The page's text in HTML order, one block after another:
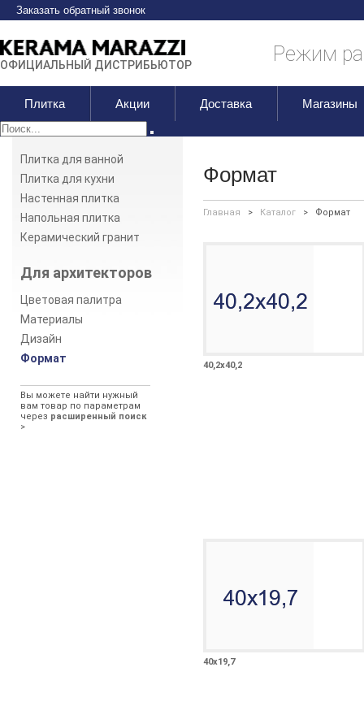
Заказать обратный звонок
ОФИЦИАЛЬНЫЙ ДИСТРИБЬЮТОР Режим
Плитка Акции Доставка Магазины
Плитка для ванной
Плитка для кухни
Настенная плитка
Напольная плитка
Керамический гранит
Для архитекторов
Цветовая палитра
Материалы
Дизайн
Формат
Вы можете найти нужный
вам товар по параметрам
через расширенный поиск
>
Формат
Главная > Каталог > Формат
40,2х40,2
40х19,7